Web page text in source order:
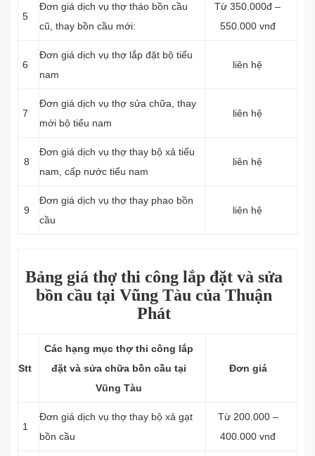
5
Đơn giá dịch vụ thợ tháo bồn cầu
cũ, thay bồn cầu mới:
Từ 350.000đ –
550.000 vnđ
6
Đơn giá dịch vụ thợ lắp đặt bộ tiểu
nam
liên hệ
7
Đơn giá dịch vụ thợ sửa chữa, thay
mới bộ tiểu nam
liên hệ
8
Đơn giá dịch vụ thợ thay bộ xả tiểu
nam, cấp nước tiểu nam
liên hệ
9
Đơn giá dịch vụ thợ thay phao bồn
cầu
liên hệ
Bảng giá thợ thi công lắp đặt và sửa
bồn cầu tại Vũng Tàu của Thuận
Phát
Stt
Các hạng mục thợ thi công lắp
đặt và sửa chữa bồn cầu tại
Vũng Tàu
Đơn giá
1
Đơn giá dịch vụ thợ thay bộ xả gạt
bồn cầu
Từ 200.000 –
400.000 vnđ